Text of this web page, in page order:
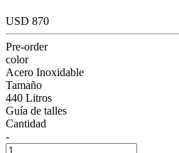
USD 870
Pre-order
color
Acero Inoxidable
Tamaño
440 Litros
Guía de talles
Cantidad
-